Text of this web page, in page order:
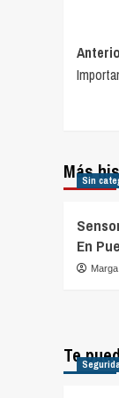
de
Más
Sin
En
Te